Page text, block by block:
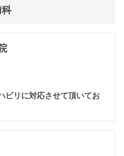
ビリに対応させて頂いてお